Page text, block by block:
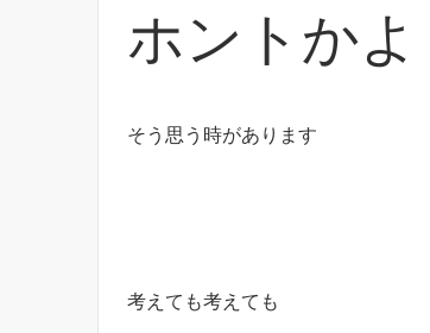
ホントかよ
そう思う時があります
考えても考えても